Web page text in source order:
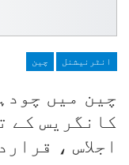
انٹرنیشنل چین
چین میں
کانگریس کے
اجلاس ،